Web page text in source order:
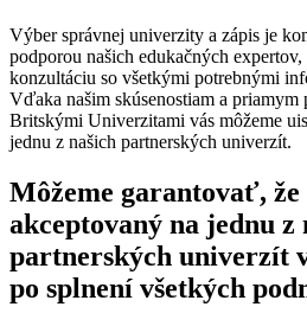
Výber správnej univerzity a zápis je
podporou našich edukačných
konzultáciu so všetkými potrebnými
Vďaka našim skúsenostiam a priamym
Britskými Univerzitami vás môžeme
jednu z našich partnerských univerzít.
Môžeme garantovať, že
akceptovaný na jednu z
partnerských univerzít
po splnení všetkých